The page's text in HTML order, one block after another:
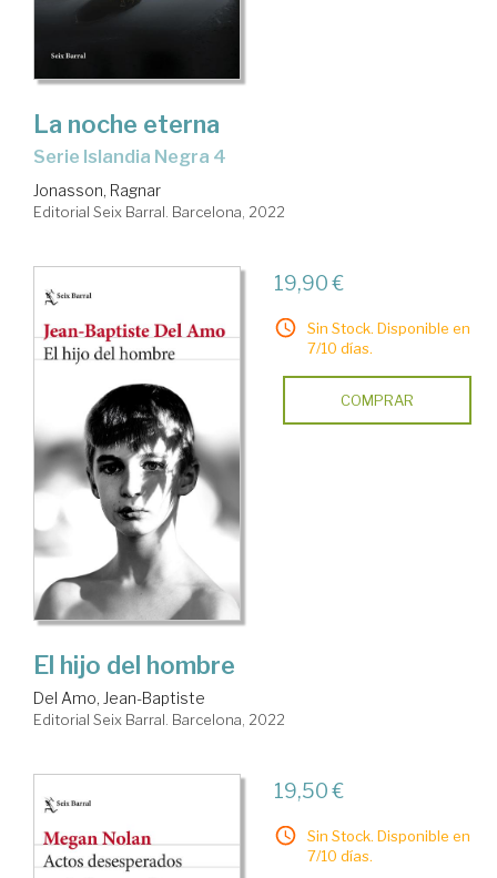
La noche eterna
Serie Islandia Negra 4
Jonasson, Ragnar
Editorial Seix Barral. Barcelona, 2022
19,90 €
Sin Stock. Disponible en
7/10 días.
COMPRAR
El hijo del hombre
Del Amo, Jean-Baptiste
Editorial Seix Barral. Barcelona, 2022
19,50 €
Sin Stock. Disponible en
7/10 días.